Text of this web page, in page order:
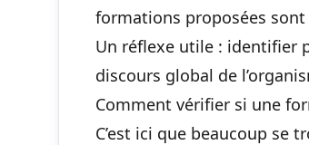
formations proposées
Un réflexe utile : identifier
discours global de
Comment vérifier si une
C’est ici que beaucoup se